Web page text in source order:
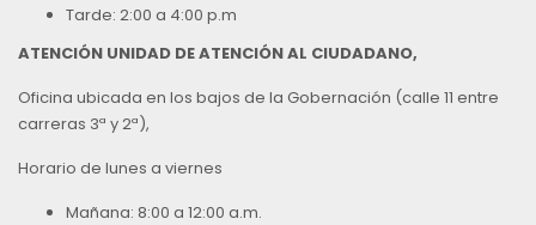
Tarde: 2:00 a 4:00 p.m
ATENCIÓN UNIDAD DE ATENCIÓN AL CIUDADANO,
Oficina ubicada en los bajos de la Gobernación (calle 11 entre
carreras 3ª y 2ª),
Horario de lunes a viernes
Mañana: 8:00 a 12:00 a.m.